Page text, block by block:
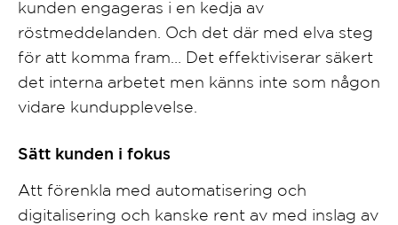
kunden engageras i en kedja av
röstmeddelanden. Och det där med elva steg
för att komma fram… Det effektiviserar säkert
det interna arbetet men känns inte som någon
vidare kundupplevelse.
Sätt kunden i fokus
Att förenkla med automatisering och
digitalisering och kanske rent av med inslag av